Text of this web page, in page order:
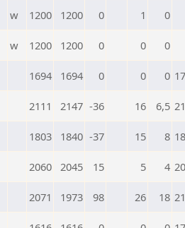
w 1200 1200 0 1 0
w 1200 1200 0 0 0
1694 1694 0 0 0
2111 2147 -36 16 6,5
1803 1840 -37 15 8
2060 2045 15 5 4
2071 1973 98 26 18